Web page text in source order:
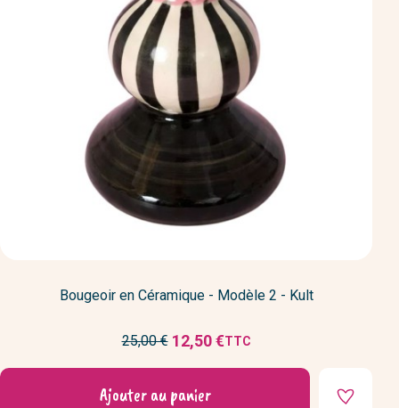
Bougeoir en Céramique - Modèle 2 - Kult
Prix
base
25,00 €
Prix
réduit
12,50 €TTC
Ajouter au panier